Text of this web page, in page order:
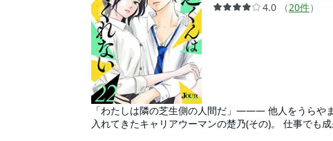
4.0
（20件）
「わたしは隣の芝生側の人間だ」――― 他人をうらや
入れてきたキャリアウーマンの楚乃(その)。 仕事でも